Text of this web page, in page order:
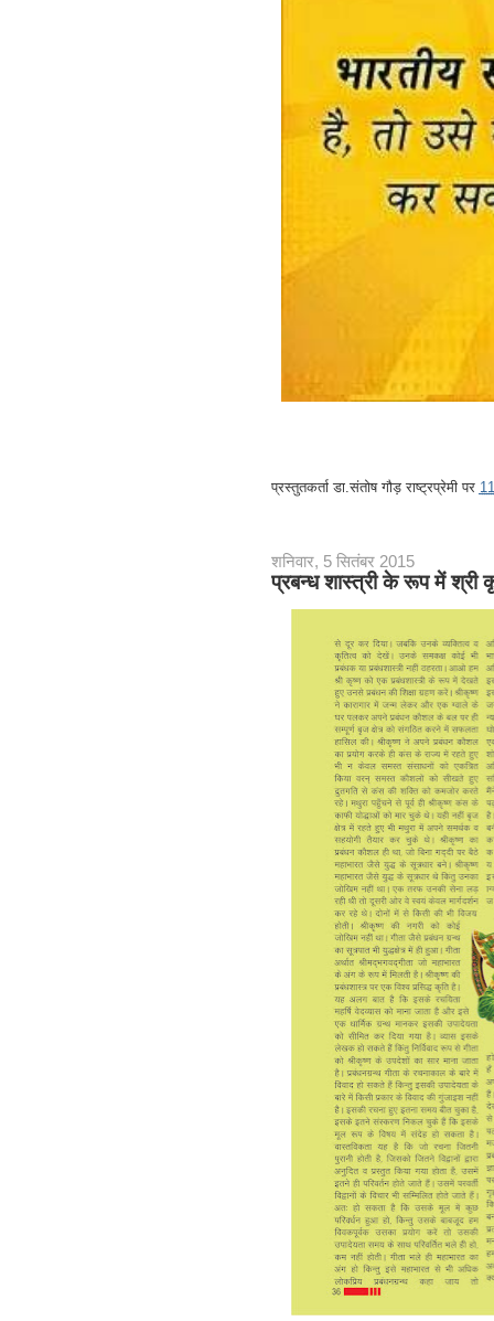
प्रस्तुतकर्ताडा.संतोष गौड़ राष्ट्रप्रेमी पर
शनिवार, 5 सितंबर 2015
प्रबन्ध शास्त्री के रूप में श्री